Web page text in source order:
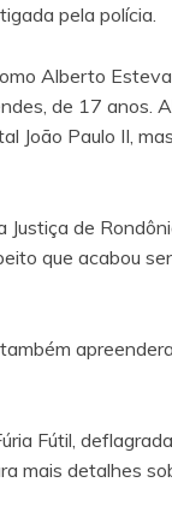
pela polícia.
Alberto
de 17 anos.
João Paulo II,
Justiça de
que acabou
Fútil,
mais detalhes